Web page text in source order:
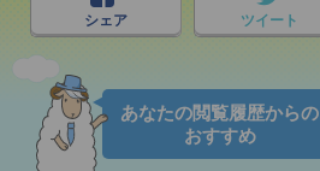
シェア ツイート
あなたの閲覧履歴からの
おすすめ